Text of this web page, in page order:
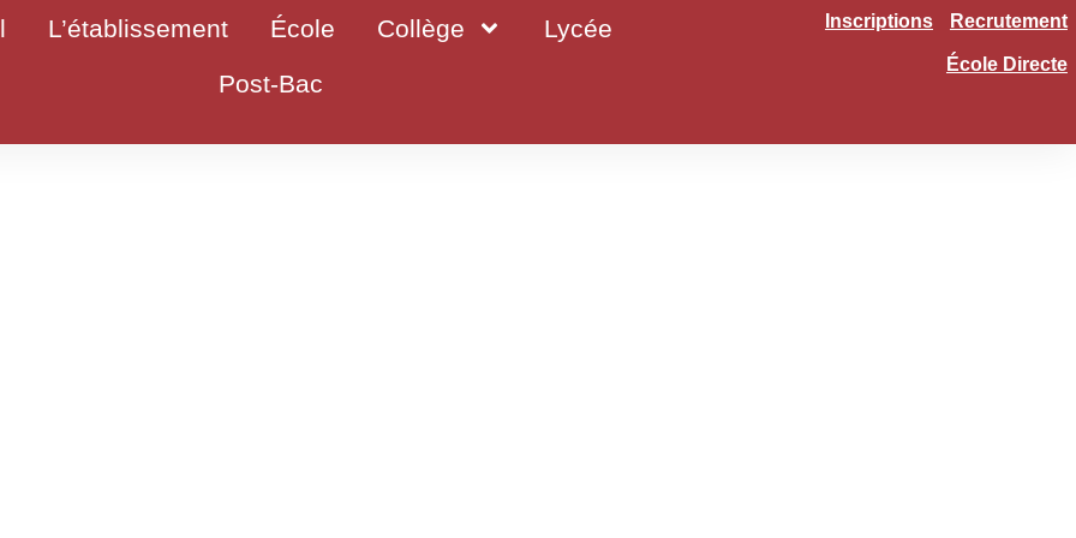
L’établissement École Collège Lycée
Post-Bac
Inscriptions Recrutement
École Directe